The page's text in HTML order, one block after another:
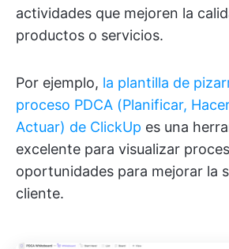
actividades que mejoren la
productos o servicios.
Por ejemplo, la plantilla de
proceso PDCA (Planificar,
Actuar) de ClickUp es una
excelente para visualizar
oportunidades para mejorar la
cliente.